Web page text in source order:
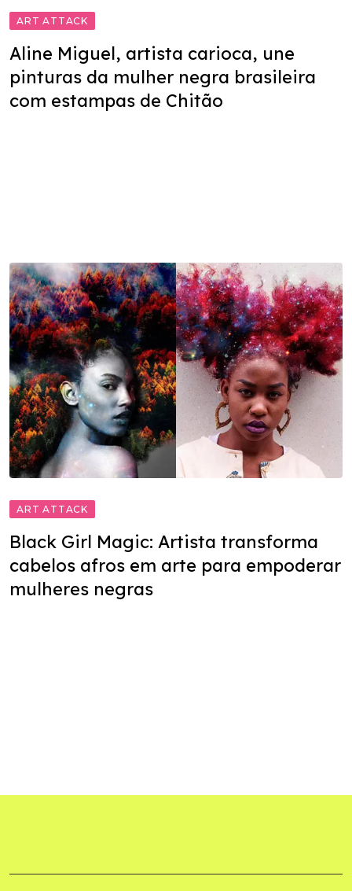
ART ATTACK
Aline Miguel, artista carioca, une
pinturas da mulher negra brasileira
com estampas de Chitão
ART ATTACK
Black Girl Magic: Artista transforma
cabelos afros em arte para empoderar
mulheres negras